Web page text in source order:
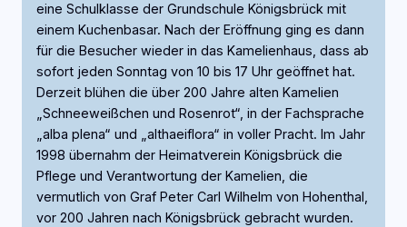
eine Schulklasse der Grundschule Königsbrück mit
einem Kuchenbasar. Nach der Eröffnung ging es dann
für die Besucher wieder in das Kamelienhaus, dass ab
sofort jeden Sonntag von 10 bis 17 Uhr geöffnet hat.
Derzeit blühen die über 200 Jahre alten Kamelien
„Schneeweißchen und Rosenrot“, in der Fachsprache
„alba plena“ und „althaeiflora“ in voller Pracht. Im Jahr
1998 übernahm der Heimatverein Königsbrück die
Pflege und Verantwortung der Kamelien, die
vermutlich von Graf Peter Carl Wilhelm von Hohenthal,
vor 200 Jahren nach Königsbrück gebracht wurden.